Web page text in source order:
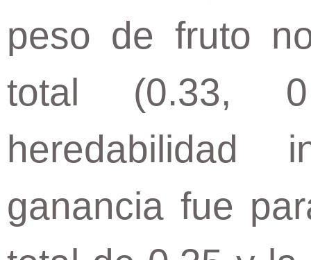
peso de fruto
total (0.33,
heredabilidad
ganancia fue